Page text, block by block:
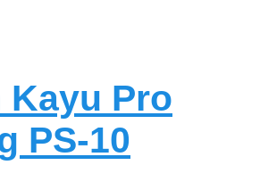
Kayu Pro
PS-10